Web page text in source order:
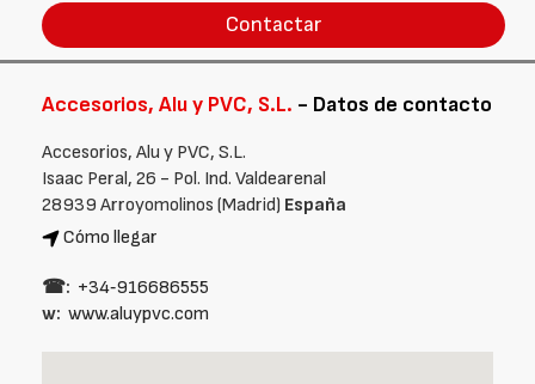
Contactar
Accesorios, Alu y PVC, S.L. - Datos de contacto
Accesorios, Alu y PVC, S.L.
Isaac Peral, 26 - Pol. Ind. Valdearenal
28939 Arroyomolinos (Madrid) España
Cómo llegar
☎: +34‑916686555
w: www.aluypvc.com